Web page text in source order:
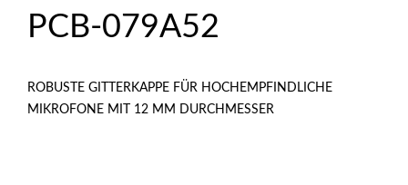
PCB-079A52
ROBUSTE GITTERKAPPE FÜR HOCHEMPFINDLICHE
MIKROFONE MIT 12 MM DURCHMESSER